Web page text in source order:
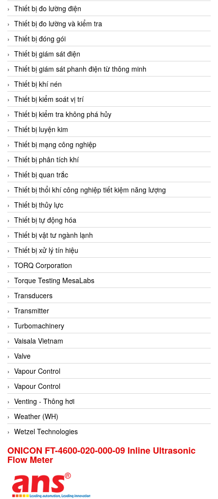
Chino
Chiyoda Seiki
Chiyoda-Tsusho
Chongqing Huaneng
Chromalox
ChuanYi
CIC
Clage
Clake Fololo
Clark Cooper
CMC Ventilazione
Coax Valves Inc
Codel
Cofimco
Coltraco
Comat Releco
Comax
COMETECH VietNam
COMFILE Technology
Conch
Conductix/ WAMPFLER
Contrec
Contrinex
Control Solution Minesota
Copeland
Cortem
Cosa Xentaur
Cosil
Coulton
Crouzet
Crowcon
Crutec Dust Zero Vietnam
Crydom
Thiết bị đo lường điện
Thiết bị đo lường và kiểm tra
Thiết bị đóng gói
Thiết bị giám sát điện
Thiết bị giám sát phanh điện từ thông minh
Thiết bị khí nén
Thiết bị kiểm soát vị trí
Thiết bị kiểm tra không phá hủy
Thiết bị luyện kim
Thiết bị mạng công nghiệp
Thiết bị phân tích khí
Thiết bị quan trắc
Thiết bị thổi khí công nghiệp tiết kiệm năng lượng
Thiết bị thủy lực
Thiết bị tự động hóa
Thiết bị vật tư ngành lạnh
Thiết bị xử lý tín hiệu
TORQ Corporation
Torque Testing MesaLabs
Transducers
Transmitter
Turbomachinery
Vaisala Vietnam
Valve
Vapour Control
Vapour Control
Venting - Thông hơi
Weather (WH)
Wetzel Technologies
ONICON FT-4600-020-000-09 Inline Ultrasonic
Flow Meter